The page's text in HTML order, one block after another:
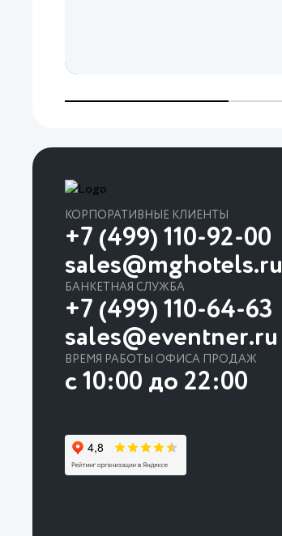
КОРПОРАТИВНЫЕ КЛИЕНТЫ
+7 (499) 110-92-00
sales@mghotels.ru
БАНКЕТНАЯ СЛУЖБА
+7 (499) 110-64-63
sales@eventner.ru
ВРЕМЯ РАБОТЫ ОФИСА ПРОДАЖ
с 10:00 до 22:00